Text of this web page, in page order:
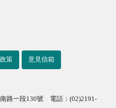
策 意見信箱
路一段130號 電話：(02)2191-